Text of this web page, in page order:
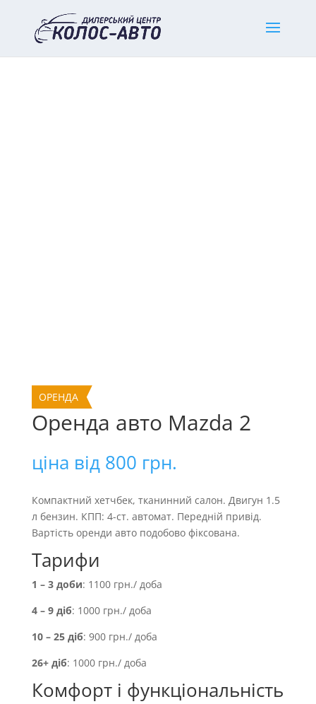
ОРЕНДА
Оренда авто Mazda 2
ціна від 800 грн.
Компактний хетчбек, тканинний салон. Двигун 1.5
л бензин. КПП: 4-ст. автомат. Передній привід.
Вартість оренди авто подобово фіксована.
Тарифи
1 – 3 доби: 1100 грн./ доба
4 – 9 діб: 1000 грн./ доба
10 – 25 діб: 900 грн./ доба
26+ діб: 1000 грн./ доба
Комфорт і функціональність